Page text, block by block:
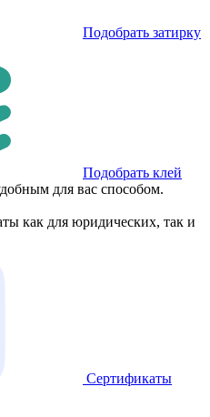
Подобрать затирку
Подобрать клей
для вас способом.
как для юридических, так и
Сертификаты